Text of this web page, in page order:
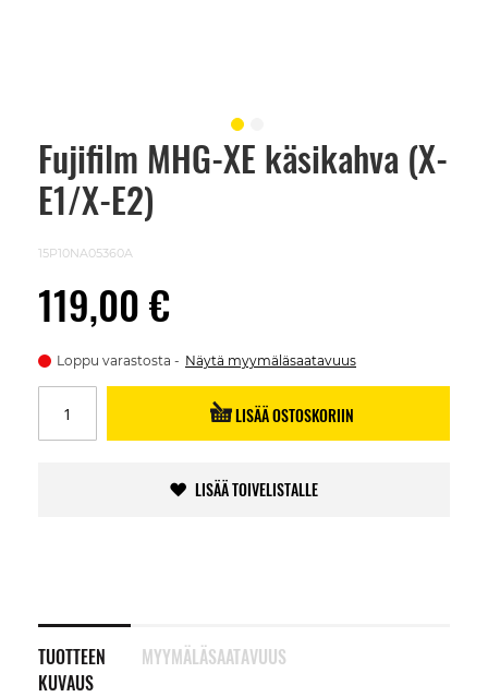
Fujifilm MHG-XE käsikahva (X-
E1/X-E2)
15P10NA05360A
119,00 €
Loppu varastosta Näytä myymäläsaatavuus
LISÄÄ OSTOSKORIIN
LISÄÄ TOIVELISTALLE
TUOTTEEN
KUVAUS
MYYMÄLÄSAATAVUUS
Skip
beginning
images